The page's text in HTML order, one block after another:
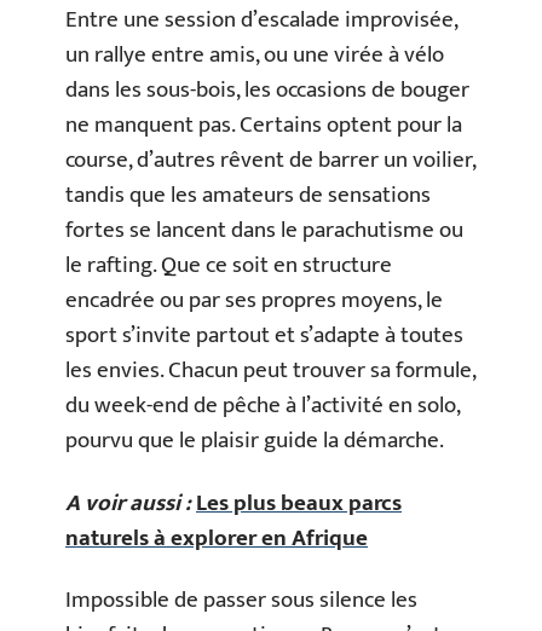
Entre une session d’escalade improvisée,
un rallye entre amis, ou une virée à vélo
dans les sous-bois, les occasions de bouger
ne manquent pas. Certains optent pour la
course, d’autres rêvent de barrer un voilier,
tandis que les amateurs de sensations
fortes se lancent dans le parachutisme ou
le rafting. Que ce soit en structure
encadrée ou par ses propres moyens, le
sport s’invite partout et s’adapte à toutes
les envies. Chacun peut trouver sa formule,
du week-end de pêche à l’activité en solo,
pourvu que le plaisir guide la démarche.
A voir aussi :Les plus beaux parcs
naturels à explorer en Afrique
Impossible de passer sous silence les